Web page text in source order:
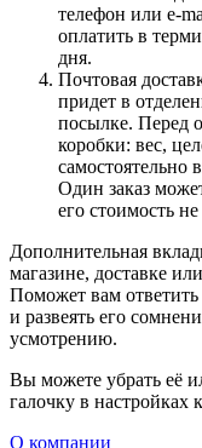
телефон или e-
оплатить в
дня.
Почтовая
придет в
посылке. Перед
коробки: вес,
самостоятельно
Один заказ
его стоимость
Дополнительная
магазине, доставке
Поможет вам
и развеять его
усмотрению.
Вы можете убрать её
галочку в настройках
О компании